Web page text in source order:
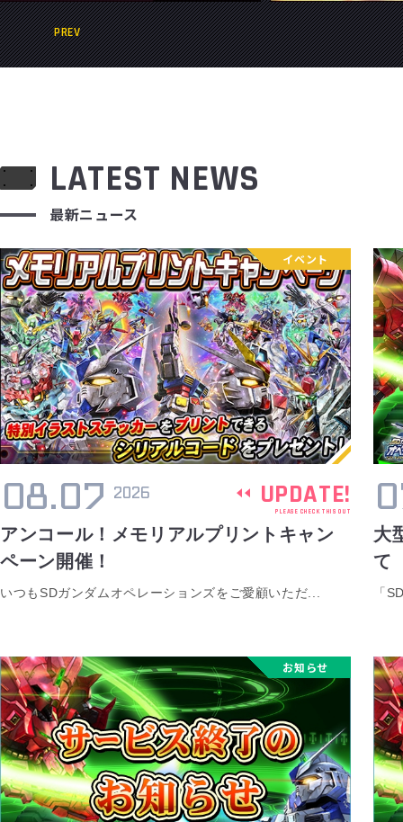
PREV
LATEST NEWS
最新ニュース
イベント
08.07 2026 UPDATE!
PLEASE CHECK THIS OUT
アンコール！メモリアルプリントキャン
ペーン開催！
いつもSDガンダムオペレーションズをご愛顧いただ...
大
て
「
お知らせ